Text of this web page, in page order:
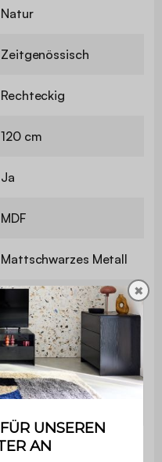
Natur
Zeitgenössisch
Rechteckig
120 cm
Ja
MDF
Mattschwarzes Metall
2
✖